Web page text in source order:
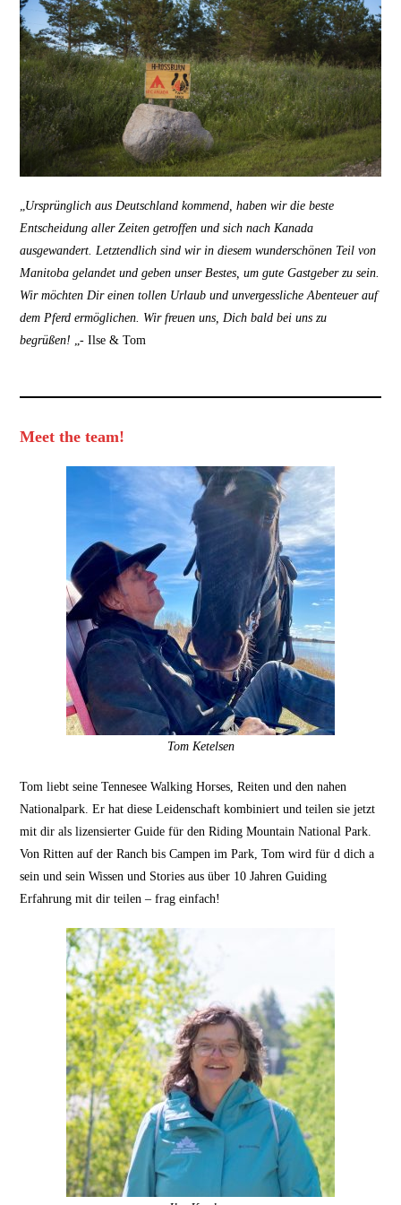
Ursprünglich aus Deutschland kommend, haben wir die beste
Entscheidung aller Zeiten getroffen und sich nach Kanada
ausgewandert. Letztendlich sind wir in diesem wunderschönen Teil von
Manitoba gelandet und geben unser Bestes, um gute Gastgeber zu sein.
Wir möchten Dir einen tollen Urlaub und unvergessliche Abenteuer auf
dem Pferd ermöglichen. Wir freuen uns, Dich bald bei uns zu
begrüßen!
„- Ilse & Tom
Meet the team!
Tom Ketelsen
Tom liebt seine Tennesee Walking Horses, Reiten und den nahen
Nationalpark. Er hat diese Leidenschaft kombiniert und teilen sie jetzt
mit dir als lizensierter Guide für den Riding Mountain National Park.
Von Ritten auf der Ranch bis Campen im Park, Tom wird für d dich a
sein und sein Wissen und Stories aus über 10 Jahren Guiding
Erfahrung mit dir teilen – frag einfach!